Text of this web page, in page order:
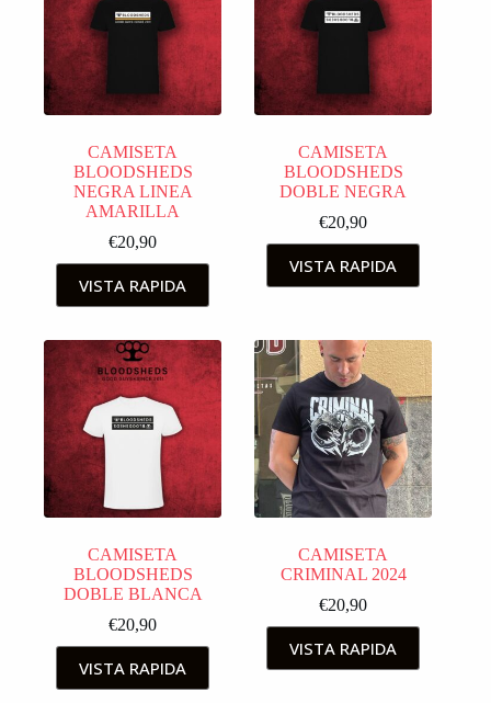
CAMISETA
BLOODSHEDS
NEGRA LINEA
AMARILLA
€20,90
VISTA RAPIDA
CAMISETA
BLOODSHEDS
DOBLE NEGRA
€20,90
VISTA RAPIDA
CAMISETA
BLOODSHEDS
DOBLE BLANCA
€20,90
VISTA RAPIDA
CAMISETA
CRIMINAL 2024
€20,90
VISTA RAPIDA